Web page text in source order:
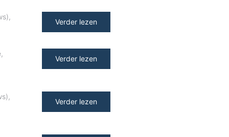
,
Verder lezen
,
Verder lezen
,
Verder lezen